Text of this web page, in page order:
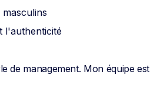
l'authenticité
de management. Mon équipe est